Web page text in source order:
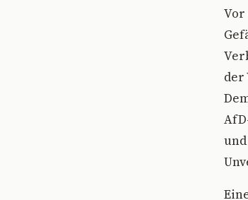
Vor
der